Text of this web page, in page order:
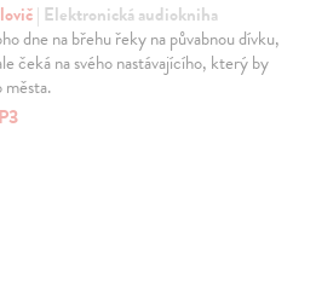
| Elektronická audiokniha
dne na břehu řeky na půvabnou dívku,
čeká na svého nastávajícího, který by
města.